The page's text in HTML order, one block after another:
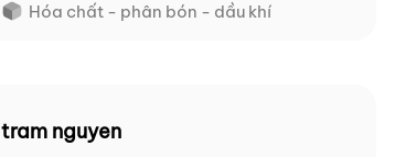
Hóa chất - phân bón - dầu khí
tram nguyen